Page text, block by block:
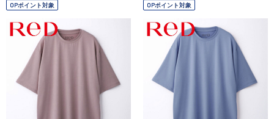
OPポイント対象 OPポイント対象